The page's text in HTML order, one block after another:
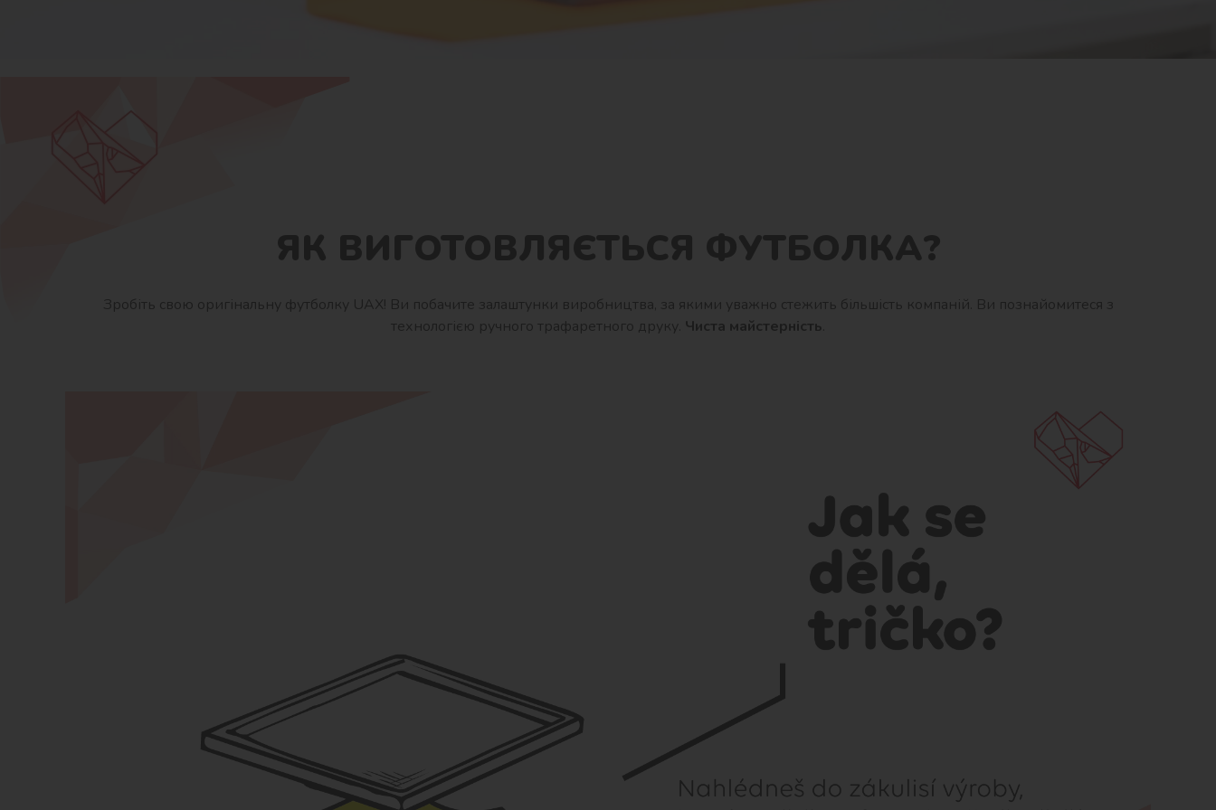
ЯК ВИГОТОВЛЯЄТЬСЯ ФУТБОЛКА?
Зробіть свою оригінальну футболку UAX! Ви побачите залаштунки виробництва, за якими уважно стежить більшість компаній. Ви познайомитеся з
технологією ручного трафаретного друку. Чиста майстерність